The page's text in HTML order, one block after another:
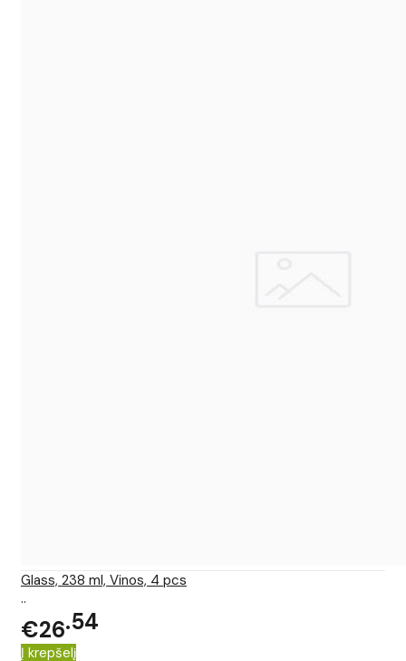
Glass, 238 ml, Vinos, 4 pcs
..
€26 54
Į krepšelį